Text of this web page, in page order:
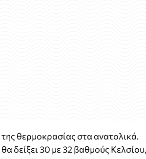
θερμοκρασίας στα ανατολικά.
δείξει 30 με 32 βαθμούς Κελσίου,